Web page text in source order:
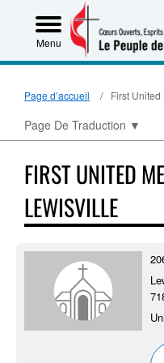
Menu
Page d’accueil First
Page De Traduction ▼
FIRST UNITED
LEWISVILLE